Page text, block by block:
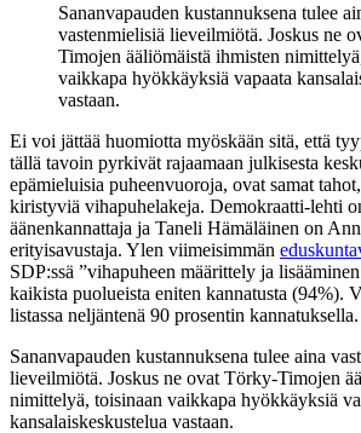
Sananvapauden kustannuksena tulee
vastenmielisiä lieveilmiötä. Joskus ne
Timojen ääliömäistä ihmisten
vaikkapa hyökkäyksiä vapaata
vastaan.
Ei voi jättää huomiotta myöskään sitä, että
tällä tavoin pyrkivät rajaamaan julkisesta
epämieluisia puheenvuoroja, ovat samat
kiristyviä vihapuhelakeja. Demokraatti-lehti
äänenkannattaja ja Taneli Hämäläinen on
erityisavustaja. Ylen viimeisimmän
SDP:ssä ”vihapuheen määrittely ja
kaikista puolueista eniten kannatusta (94%).
listassa neljäntenä 90 prosentin kannatuksella.
Sananvapauden kustannuksena tulee aina
lieveilmiötä. Joskus ne ovat Törky-Timojen
nimittelyä, toisinaan vaikkapa hyökkäyksiä
kansalaiskeskustelua vastaan.